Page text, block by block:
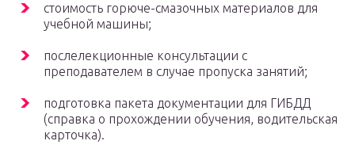
стоимость горюче-смазочных материалов для
учебной машины;
послелекционные консультации с
преподавателем в случае пропуска занятий;
подготовка пакета документации для ГИБДД
(справка о прохождении обучения, водительская
карточка).